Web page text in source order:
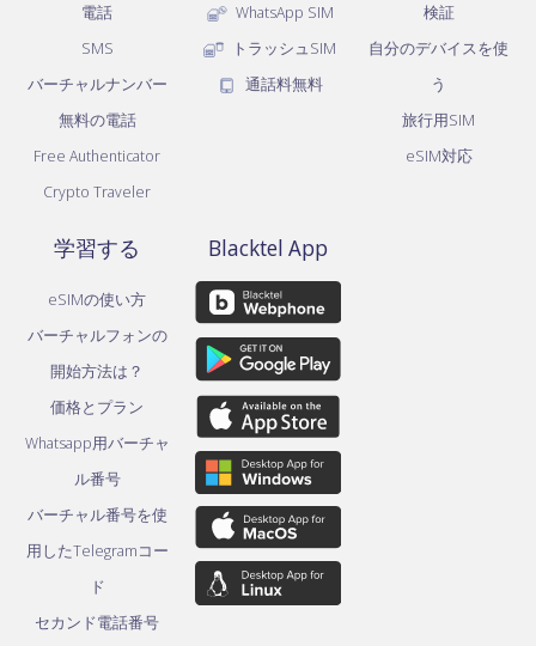
電話
SMS
バーチャルナンバー
無料の電話
Free Authenticator
Crypto Traveler
WhatsApp SIM
トラッシュSIM
通話料無料
検証
自分のデバイスを使
う
旅行用SIM
eSIM対応
学習する
eSIMの使い方
バーチャルフォンの
開始方法は？
価格とプラン
Whatsapp用バーチャ
ル番号
バーチャル番号を使
用したTelegramコー
ド
セカンド電話番号
Blacktel App